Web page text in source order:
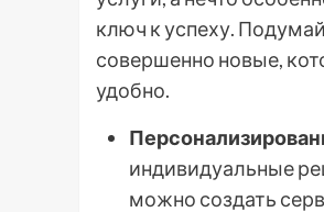
ключ к успеху.
совершенно новые,
удобно.
индивидуальные
можно создать